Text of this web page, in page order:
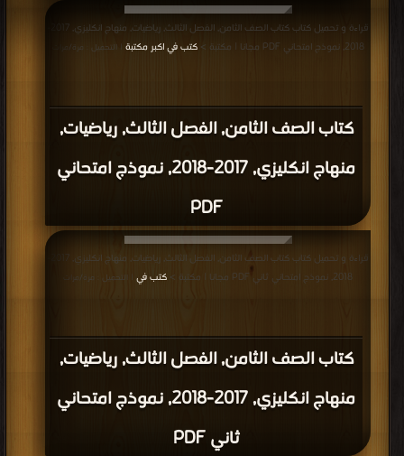
كتاب الصف الثامن, الفصل الثالث, رياضيات,
منهاج انكليزي, 2017-2018, نموذج امتحاني
PDF
2018, نموذج امتحاني PDF مجانا | مكتبة >
كتب في اكبر مكتبة | التحميل : مرة/مرات
كتاب الصف الثامن, الفصل الثالث, رياضيات,
منهاج انكليزي, 2017-2018, نموذج امتحاني
ثاني PDF
2018, نموذج امتحاني ثاني PDF مجانا | مكتبة >
كتب في | التحميل : مرة/مرات